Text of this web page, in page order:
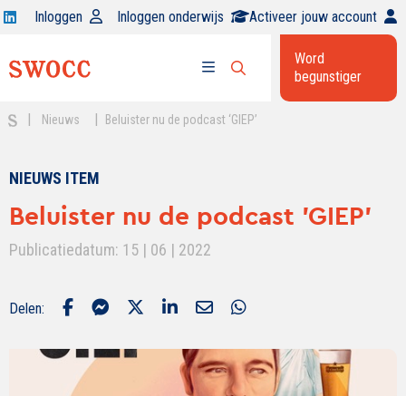
Open
op
Inloggen Inloggen onderwijs Activeer jouw account
menu
Open
zoekbalk
Word
begunstiger
Nieuws Beluister nu de podcast ‘GIEP’
NIEUWS ITEM
Beluister nu de podcast 'GIEP'
Publicatiedatum: 15 | 06 | 2022
Delen: